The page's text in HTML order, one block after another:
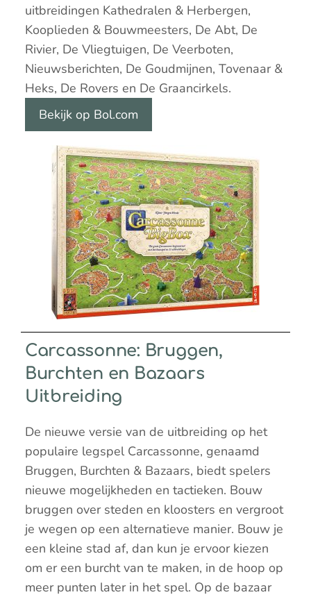
uitbreidingen Kathedralen & Herbergen,
Kooplieden & Bouwmeesters, De Abt, De
Rivier, De Vliegtuigen, De Veerboten,
Nieuwsberichten, De Goudmijnen, Tovenaar &
Heks, De Rovers en De Graancirkels.
Bekijk op Bol.com
Carcassonne: Bruggen,
Burchten en Bazaars
Uitbreiding
De nieuwe versie van de uitbreiding op het
populaire legspel Carcassonne, genaamd
Bruggen, Burchten & Bazaars, biedt spelers
nieuwe mogelijkheden en tactieken. Bouw
bruggen over steden en kloosters en vergroot
je wegen op een alternatieve manier. Bouw je
een kleine stad af, dan kun je ervoor kiezen
om er een burcht van te maken, in de hoop op
meer punten later in het spel. Op de bazaar